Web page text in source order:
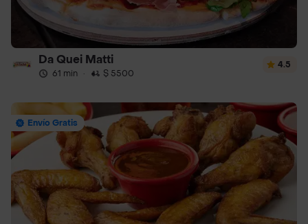
Da Quei Matti
61 min · $ 5500
4.5
Envío Gratis